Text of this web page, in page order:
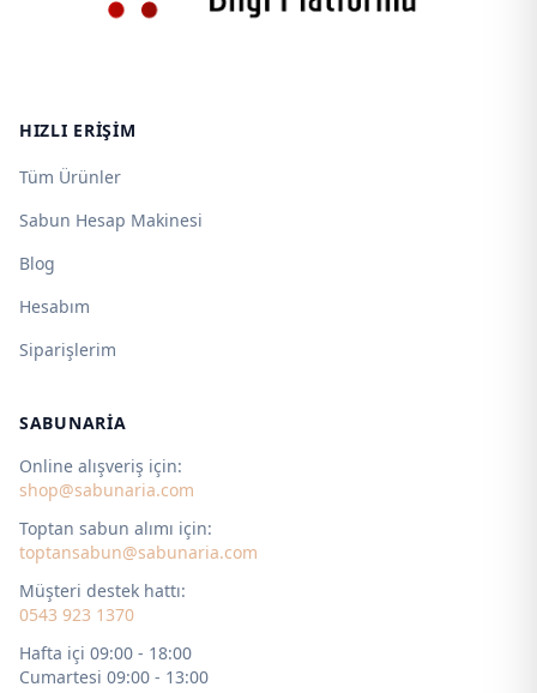
HIZLI ERIŞIM
Tüm Ürünler
Sabun Hesap Makinesi
Blog
Hesabım
Siparişlerim
SABUNARIA
Online alışveriş için:
shop@sabunaria.com
Toptan sabun alımı için:
toptansabun@sabunaria.com
Müşteri destek hattı:
0543 923 1370
Hafta içi 09:00 - 18:00
Cumartesi 09:00 - 13:00